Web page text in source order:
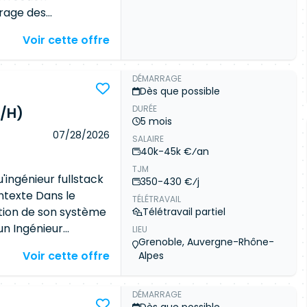
des
(c'est le point
- Notions des outils
- Être à l'aise en
(chiffrage
: les
il faut savoir
: - D'autres
DevOps -
Agile / Scrum
de télétravail
2026,
Voir cette offre
H)
07/28/2026
fullstack
Dans le
de son système
Ingénieur
applications
Voir cette offre
DÉMARRAGE
Dès que possible
DURÉE
5 mois
SALAIRE
40k-45k €⁄an
TJM
350-430 €⁄j
TÉLÉTRAVAIL
Télétravail partiel
LIEU
Grenoble, Auvergne-Rhône-
Alpes
DÉMARRAGE